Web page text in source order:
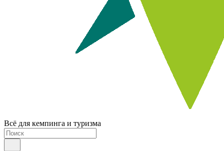
Всё для кемпинга и туризма